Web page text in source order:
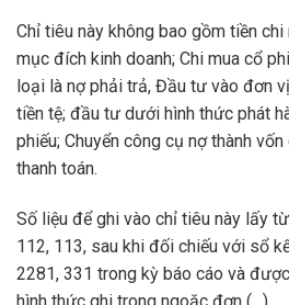
Chỉ tiêu này không bao gồm tiền
mục đích kinh doanh; Chi mua cổ
loại là nợ phải trả, Đầu tư vào đơn
tiền tệ; đầu tư dưới hình thức phát
phiếu; Chuyển công cụ nợ thành
thanh toán.
Số liệu để ghi vào chỉ tiêu này lấy
112, 113, sau khi đối chiếu với sổ
2281, 331 trong kỳ báo cáo và